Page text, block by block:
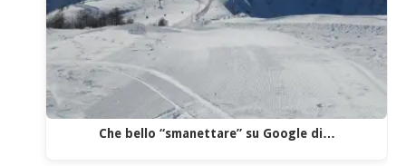
Che bello “smanettare” su Google di…